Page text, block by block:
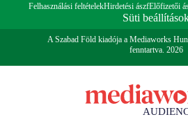
Felhasználási feltételekHirdetési ászfElőfizetői
Süti
A Szabad Föld kiadója a Mediaworks
fenntartva. 2026